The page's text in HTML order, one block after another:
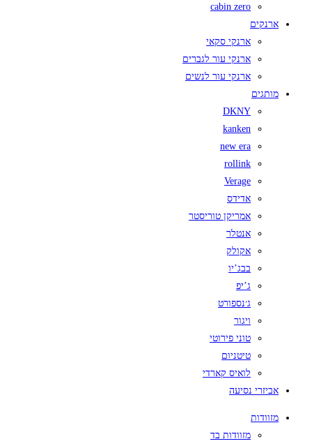
cabin zero
ארנקים
ארנקי סקאי
ארנקי עור לגברים
ארנקי עור לנשים
מותגים
DKNY
kanken
new era
rollink
Verage
אדידס
אמריקן טוריסטר
אנטלר
אקולק
בבג’יו
ג’יפ
ג׳נספורט
ויגור
טוני פירוטי
טיטניום
לואיס קארדי
אביזרי נסיעה
מזוודות
מזוודות בד